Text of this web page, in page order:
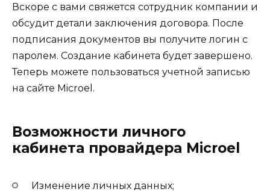
Вскоре с вами свяжется сотрудник компании и
обсудит детали заключения договора. После
подписания документов вы получите логин с
паролем. Создание кабинета будет завершено.
Теперь можете пользоваться учетной записью
на сайте Microel.
Возможности личного
кабинета провайдера Microel
Изменение личных данных;